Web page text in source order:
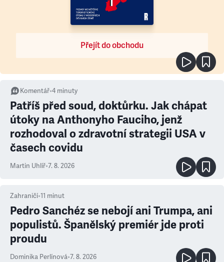
Přejít do obchodu
Komentář•4 minuty
Patříš před soud, doktůrku. Jak chápat
útoky na Anthonyho Fauciho, jenž
rozhodoval o zdravotní strategii USA v
časech covidu
Martin Uhlíř•7. 8. 2026
Zahraničí•11 minut
Pedro Sanchéz se nebojí ani Trumpa, ani
populistů. Španělský premiér jde proti
proudu
Dominika Perlínová•7. 8. 2026